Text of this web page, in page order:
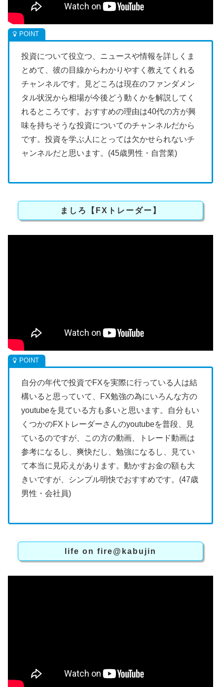
投資について役立つ、ニュースや情報を詳しくま
とめて、彼の目線からわかりやすく教えてくれる
チャンネルです。見どころは現在のファンダメン
タル状況から相場が今後どう動くかを解説してく
れるところです。おすすめの理由は40代の方が興
味を持ちそうな投資についてのチャンネルだから
です。投資を学ぶ人にとっては欠かせられないチ
ャンネルだと思います。(45歳男性・自営業)
ましろ【FXトレーダー】
自分の年代で投資でFXを実際に行っている人は結
構いると思っていて、FX勉強の為にいろんな方の
youtubeを見ている方も多いと思います。自分もい
くつかのFXトレーダーさんのyoutubeを普段、見
ているのですが、この方の動画、トレード動画は
参考になるし、爽快だし、勉強になるし、見てい
て本当に見応えがあります。動かすお金の額も大
きいですが、シンプル明快でおすすめです。(47歳
男性・会社員)
life on fire@kabujin